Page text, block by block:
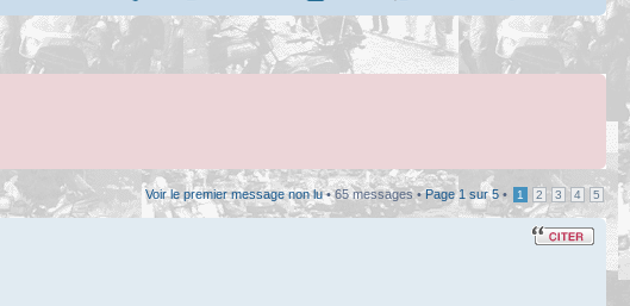
Voir le premier message non lu• 65 messages •Page1sur5 • 1 2 3 4 5